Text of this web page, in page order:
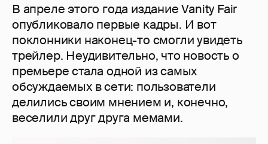
В апреле этого года издание Vanity Fair
опубликовало первые кадры. И вот
поклонники наконец-то смогли увидеть
трейлер. Неудивительно, что новость о
премьере стала одной из самых
обсуждаемых в сети: пользователи
делились своим мнением и, конечно,
веселили друг друга мемами.